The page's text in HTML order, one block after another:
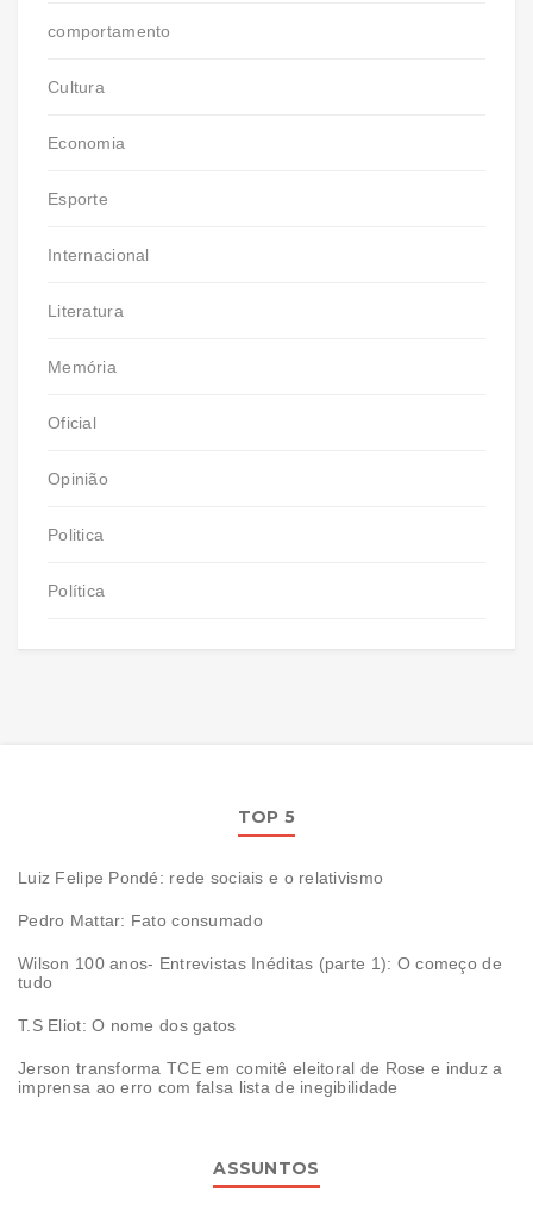
comportamento
Cultura
Economia
Esporte
Internacional
Literatura
Memória
Oficial
Opinião
Politica
Política
TOP 5
Luiz Felipe Pondé: rede sociais e o relativismo
Pedro Mattar: Fato consumado
Wilson 100 anos- Entrevistas Inéditas (parte 1): O começo de
tudo
T.S Eliot: O nome dos gatos
Jerson transforma TCE em comitê eleitoral de Rose e induz a
imprensa ao erro com falsa lista de inegibilidade
ASSUNTOS